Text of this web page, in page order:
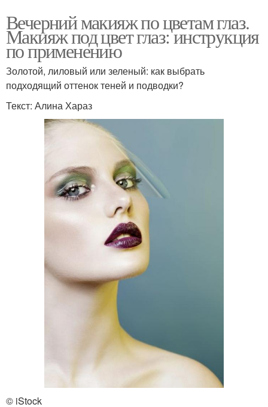
Вечерний макияж по цветам глаз.
Макияж под цвет глаз: инструкция
по применению
Золотой, лиловый или зеленый: как выбрать
подходящий оттенок теней и подводки?
Текст: Алина Хараз
© iStock